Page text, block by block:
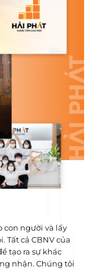
con người và lấy
Tất cả CBNV của
tạo ra sự khác
nhận. Chúng tôi